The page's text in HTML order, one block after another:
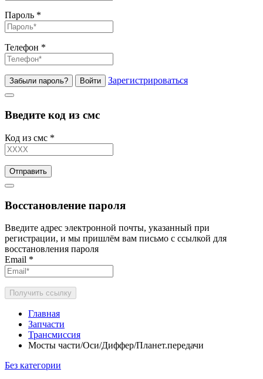
Пароль *
Телефон *
Забыли пароль? Войти Зарегистрироваться
Введите код из смс
Код из смс *
Отправить
Восстановление пароля
Введите адрес электронной почты, указанный при
регистрации, и мы пришлём вам письмо с ссылкой для
восстановления пароля
Email *
Получить ссылку
Главная
Запчасти
Трансмиссия
Мосты части/Оси/Диффер/Планет.передачи
Без категории